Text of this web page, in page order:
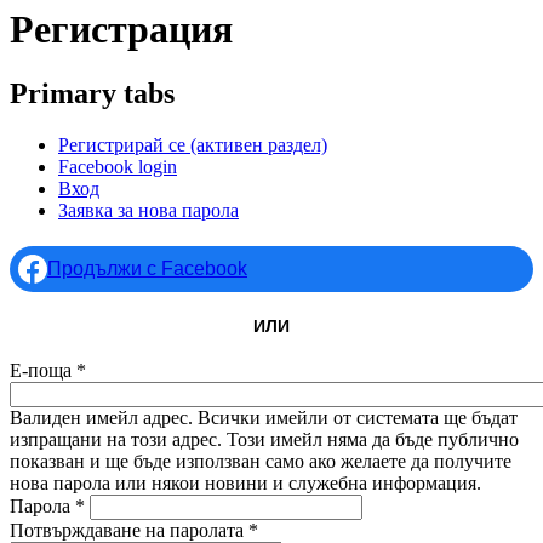
Регистрация
Primary tabs
Регистрирай се (активен раздел)
Facebook login
Вход
Заявка за нова парола
Продължи с Facebook
ИЛИ
Е-поща *
Валиден имейл адрес. Всички имейли от системата ще бъдат
изпращани на този адрес. Този имейл няма да бъде публично
показван и ще бъде използван само ако желаете да получите
нова парола или някои новини и служебна информация.
Парола *
Потвърждаване на паролата *